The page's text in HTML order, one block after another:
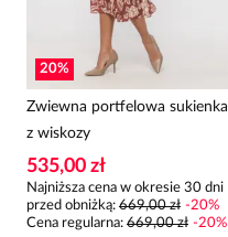
20%
Zwiewna portfelowa sukienka
z wiskozy
535,00 zł
Najniższa cena w okresie 30 dni
przed obniżką: 669,00 zł -20%
Cena regularna: 669,00 zł -20%